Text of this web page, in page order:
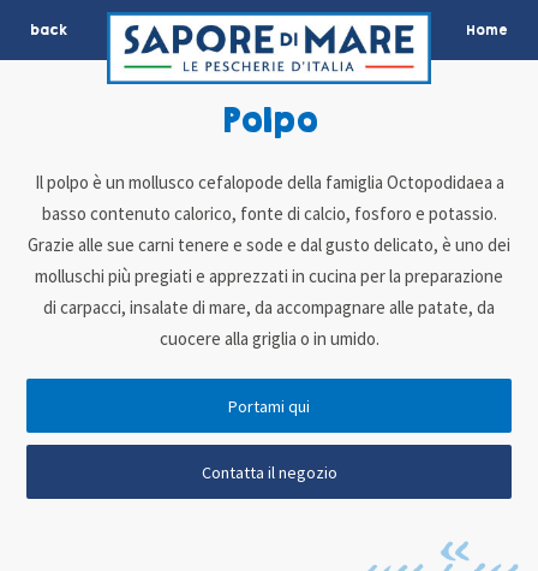
back Home
Polpo
Il polpo è un mollusco cefalopode della famiglia Octopodidaea a
basso contenuto calorico, fonte di calcio, fosforo e potassio.
Grazie alle sue carni tenere e sode e dal gusto delicato, è uno dei
molluschi più pregiati e apprezzati in cucina per la preparazione
di carpacci, insalate di mare, da accompagnare alle patate, da
cuocere alla griglia o in umido.
Portami qui
Contatta il negozio